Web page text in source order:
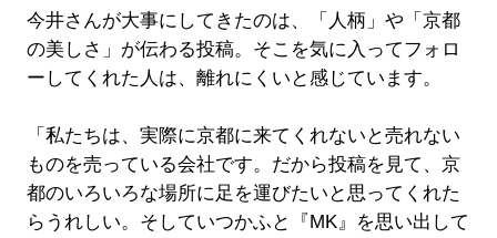
今井さんが大事にしてきたのは、「人柄」や「京都
の美しさ」が伝わる投稿。そこを気に入ってフォロ
ーしてくれた人は、離れにくいと感じています。
「私たちは、実際に京都に来てくれないと売れない
ものを売っている会社です。だから投稿を見て、京
都のいろいろな場所に足を運びたいと思ってくれた
らうれしい。そしていつかふと『MK』を思い出して